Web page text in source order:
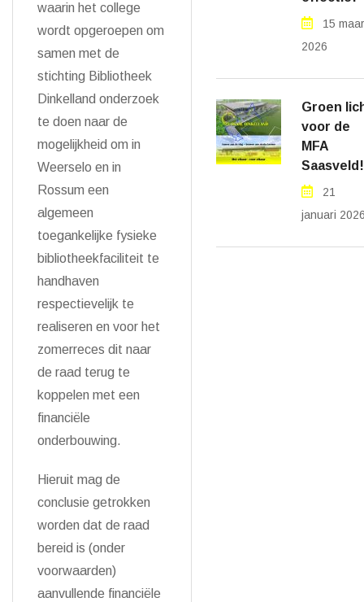
waarin het college
wordt opgeroepen om
samen met de
stichting Bibliotheek
Dinkelland onderzoek
te doen naar de
mogelijkheid om in
Weerselo en in
Rossum een
algemeen
toegankelijke fysieke
bibliotheekfaciliteit te
handhaven
respectievelijk te
realiseren en voor het
zomerreces dit naar
de raad terug te
koppelen met een
financiële
onderbouwing.
Hieruit mag de
conclusie getrokken
worden dat de raad
bereid is (onder
voorwaarden)
aanvullende financiële
15
2026
Groen
voor de
MFA
Saasveld!
21
januari